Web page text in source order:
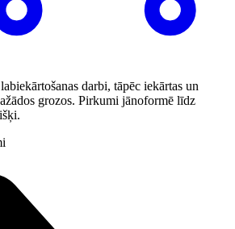
darbi, tāpēc iekārtas un
grozos. Pirkumi jānoformē līdz